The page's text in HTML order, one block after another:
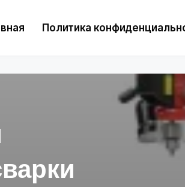
Политика